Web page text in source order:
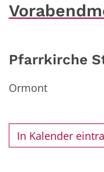
Pfarrkirche
Ormont
In Kalender